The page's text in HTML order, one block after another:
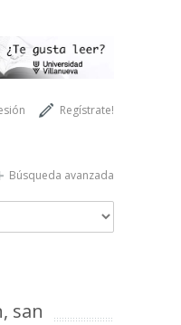
Regístrate!
Búsqueda avanzada
san